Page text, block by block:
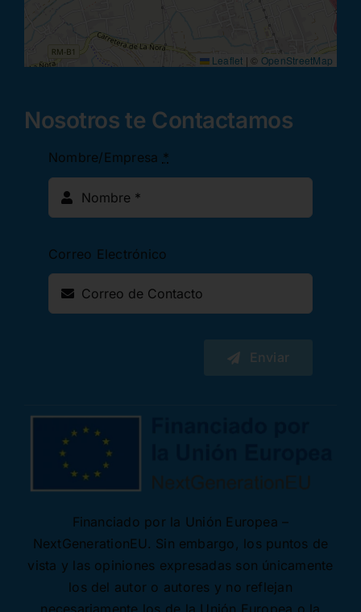
Leaflet | © OpenStreetMap
Nosotros te Contactamos
Nombre/Empresa *
Correo Electrónico
Enviar
Financiado por la Unión Europea –
NextGenerationEU. Sin embargo, los puntos de
vista y las opiniones expresadas son únicamente
los del autor o autores y no reflejan
necesariamente los de la Unión Europea o la